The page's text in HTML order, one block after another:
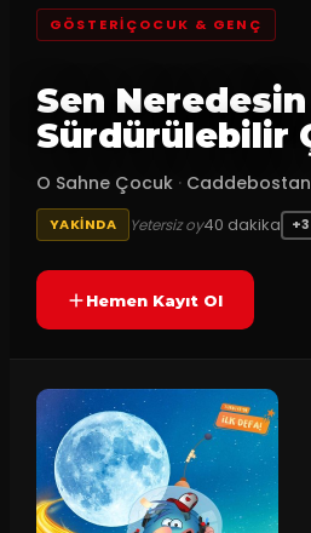
GÖSTERIÇOCUK & GENÇ
Sen Neredesin
Sürdürülebilir
O Sahne Çocuk · Caddebostan
YAKINDA Yetersiz oy40 dakika +3
Hemen Kayıt Ol